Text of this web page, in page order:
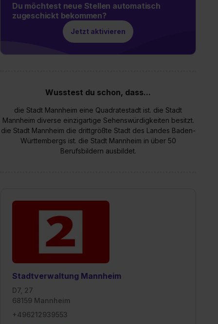
Du möchtest neue Stellen automatisch
zugeschickt bekommen?
Jetzt aktivieren
Wusstest du schon, dass...
die Stadt Mannheim eine Quadratestadt ist. die Stadt
Mannheim diverse einzigartige Sehenswürdigkeiten besitzt.
die Stadt Mannheim die drittgrößte Stadt des Landes Baden-
Württembergs ist. die Stadt Mannheim in über 50
Berufsbildern ausbildet.
Stadtverwaltung Mannheim
D7, 27
68159 Mannheim
+496212939553